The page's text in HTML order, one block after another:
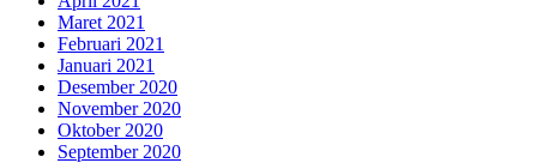
Maret 2021
Februari 2021
Januari 2021
Desember 2020
November 2020
Oktober 2020
September 2020